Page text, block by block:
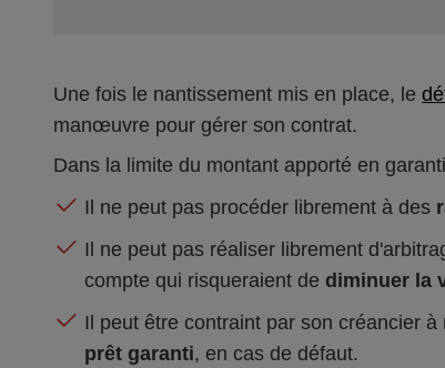
Une fois le nantissement mis en place, le
manœuvre pour gérer son contrat.
Dans la limite du montant apporté en
Il ne peut pas procéder librement à des
Il ne peut pas réaliser librement
compte qui risqueraient de diminuer la
Il peut être contraint par son créancier à
prêt garanti, en cas de défaut.